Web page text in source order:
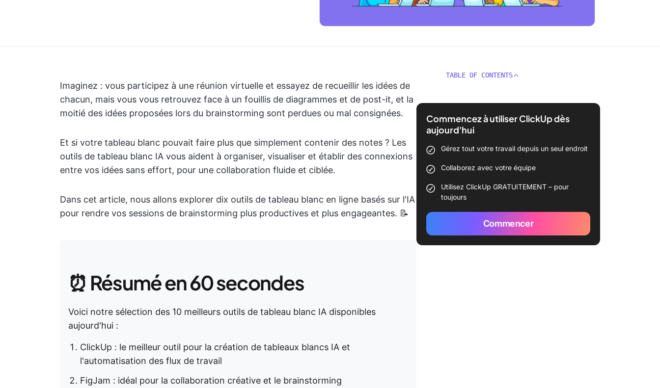
Imaginez : vous participez à une réunion virtuelle et essayez de recueillir les idées de
chacun, mais vous vous retrouvez face à un fouillis de diagrammes et de post-it, et la
moitié des idées proposées lors du brainstorming sont perdues ou mal consignées.
Et si votre tableau blanc pouvait faire plus que simplement contenir des notes ? Les
outils de tableau blanc IA vous aident à organiser, visualiser et établir des connexions
entre vos idées sans effort, pour une collaboration fluide et ciblée.
Dans cet article, nous allons explorer dix outils de tableau blanc en ligne basés sur l'IA
pour rendre vos sessions de brainstorming plus productives et plus engageantes. 📝
⏰ Résumé en 60 secondes
Voici notre sélection des 10 meilleurs outils de tableau blanc IA disponibles
aujourd'hui :
ClickUp : le meilleur outil pour la création de tableaux blancs IA et
l'automatisation des flux de travail
FigJam : idéal pour la collaboration créative et le brainstorming
TABLE OF CONTENTS
Commencez à utiliser ClickUp dès
aujourd'hui
Gérez tout votre travail depuis un seul endroit
Collaborez avec votre équipe
Utilisez ClickUp GRATUITEMENT – pour
toujours
Commencer